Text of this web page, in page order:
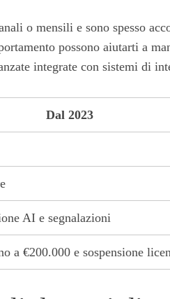
o mensili e sono spesso
possono aiutarti a
integrate con sistemi di
Dal 2023
AI e segnalazioni
a €200.000 e sospensione